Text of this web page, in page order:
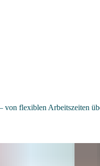
flexiblen Arbeitszeiten